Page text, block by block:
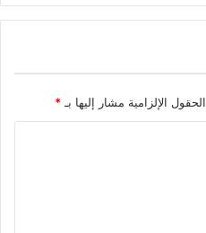
الحقول الإلزامية مشار إليها بـ *